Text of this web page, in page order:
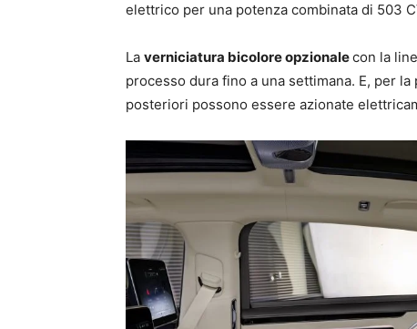
elettrico per una potenza combinata di 503
La verniciatura bicolore opzionalecon la
processo dura fino a una settimana. E, per
posteriori possono essere azionate